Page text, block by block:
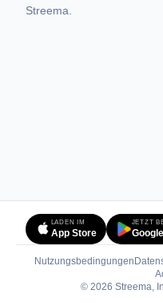
Streema.
LADEN IM
App Store
JETZT
Nutzungsbedingungen
© 2026 Streema,